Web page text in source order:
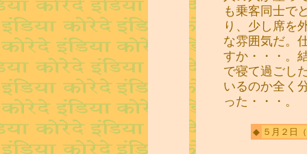
も乗客同士で
り、少し席を
な雰囲気だ。
すか・・・。
で寝て過ごし
いるのか全く
った・・・。
◆ ５月２日